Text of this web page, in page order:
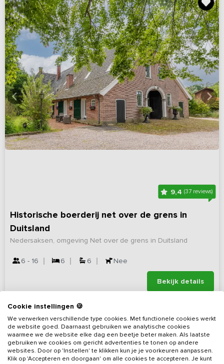
9,4 (37 reviews)
Historische boerderij net over de grens in
Duitsland
Nedersaksen, omgeving Net over de grens in Duitsland
6 - 16 6 6 Nee
Bekijk details
Cookie instellingen 🍪
We verwerken verschillende type cookies. Met functionele cookies werkt
de website goed. Daarnaast gebruiken we analytische cookies
waarmee we de website elke dag een beetje beter maken. Als laatste
gebruiken we cookies om gericht advertenties te tonen op andere
websites. Door op 'Instellen' te klikken kun je je voorkeuren aanpassen.
Klik op 'Accepteren en doorgaan' om alle cookies te accepteren. Je kunt